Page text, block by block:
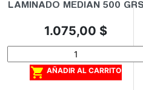
LAMINADO MEDIAN 500
Precio
1.075,00 $
 AÑADIR AL CARRITO